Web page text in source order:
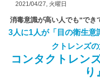
2021/04/27, 火曜日
消毒意識が高い人でも“でき
3人に1人が「目の衛生意
クトレンズの
コンタクトレン
り